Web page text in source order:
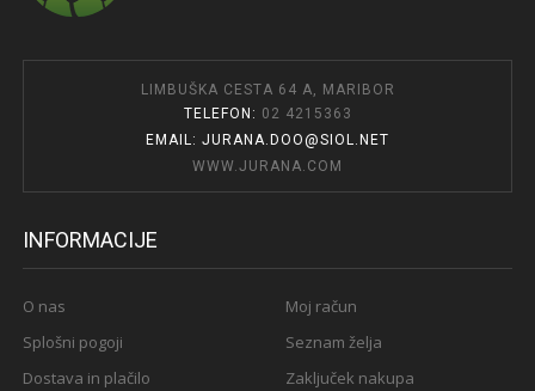
LIMBUŠKA CESTA 64 A, MARIBOR
TELEFON: 02 4215363
EMAIL: JURANA.DOO@SIOL.NET
WWW.JURANA.COM
INFORMACIJE
O nas
Splošni pogoji
Dostava in plačilo
Moj račun
Seznam želja
Zaključek nakupa